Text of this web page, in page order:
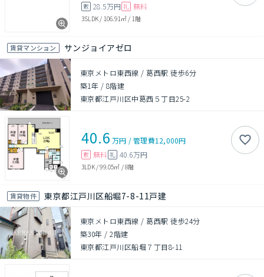
敷 28.5万円 礼 無料
3SLDK / 106.91㎡ / 1階
賃貸マンション サンジョイアゼロ
東京メトロ東西線 / 葛西駅 徒歩6分
築1年 / 8階建
東京都江戸川区中葛西５丁目25-2
40.6 万円 /管理費12,000円
敷 無料 礼 40.6万円
3LDK/99.05㎡ /8階
賃貸物件 東京都江戸川区船堀7-8-11戸建
東京メトロ東西線 / 葛西駅 徒歩24分
築30年 /2階建
東京都江戸川区船堀７丁目8-11